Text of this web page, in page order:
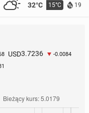
32°C 15°C 19
USD3.7236 -0.0084